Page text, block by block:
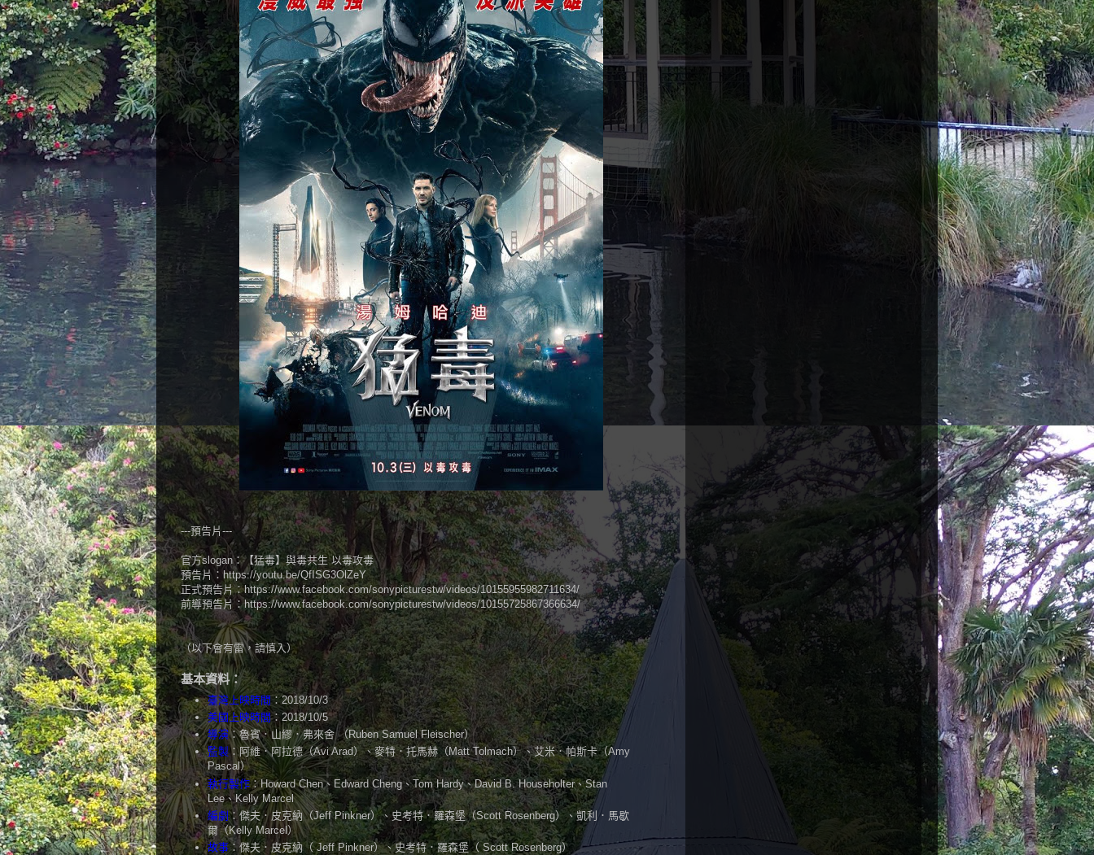
---預告片---
官方slogan：【猛毒】與毒共生 以毒攻毒
預告片：https://youtu.be/QfISG3OlZeY
正式預告片：https://www.facebook.com/sonypicturestw/videos/10155955982711634/
前導預告片：https://www.facebook.com/sonypicturestw/videos/10155725867366634/
（以下會有雷，請慎入）
基本資料：
臺灣上映時間：2018/10/3
美國上映時間：2018/10/5
導演：魯賓．山繆．弗來舍 （Ruben Samuel Fleischer）
監製：阿維．阿拉德（Avi Arad）、麥特．托馬赫（Matt Tolmach）、艾米．帕斯卡（Amy
Pascal）
執行製作：Howard Chen、Edward Cheng、Tom Hardy、David B. Householter、Stan
Lee、Kelly Marcel
編劇：傑夫．皮克納（Jeff Pinkner）、史考特．羅森堡（Scott Rosenberg）、凱利．馬歇
爾（Kelly Marcel）
故事：傑夫．皮克納（ Jeff Pinkner）、史考特．羅森堡（ Scott Rosenberg）